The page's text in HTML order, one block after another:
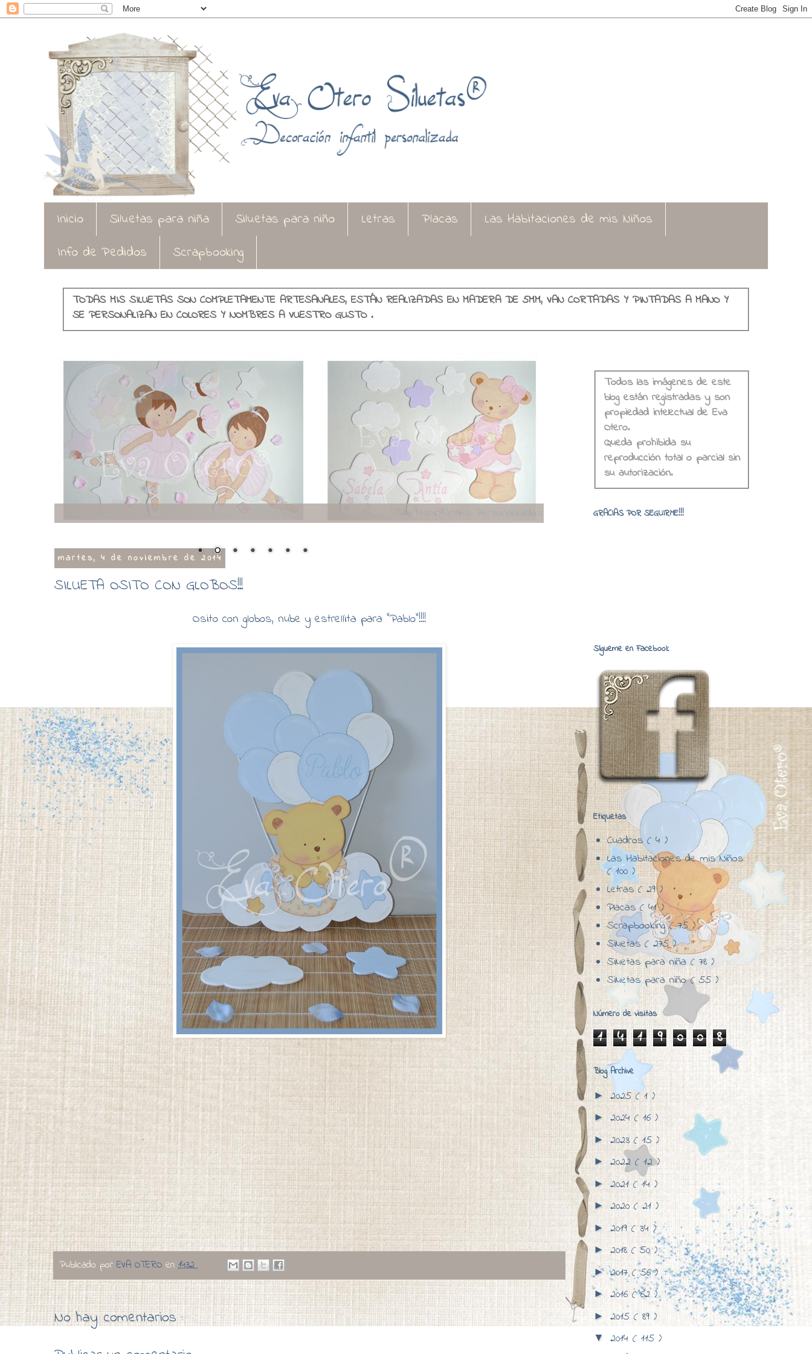
Inicio Siluetas para niña Siluetas para niño Letras Placas
Las Habitaciones de mis Niños
Info de Pedidos
Scrapbooking
TODAS MIS SILUETAS SON COMPLETAMENTE ARTESANALES, ESTÁN REALIZADAS EN MADERA DE 5MM, VAN CORTADAS Y PINTADAS A MANO Y
SE PERSONALIZAN EN COLORES Y NOMBRES A VUESTRO GUSTO .
martes, 4 de noviembre de 2014
SILUETA OSITO CON GLOBOS!!!
Osito con globos, nube y estrellita para "Pablo"!!!!
Publicado por EVA OTERO en 14:32
No hay comentarios :
Todos las imágenes de este
blog están registradas y son
propiedad intelectual de Eva
Otero.
Queda prohibida su
reproducción total o parcial sin
su autorización.
GRACIAS POR SEGUIRME!!!
Sígueme en Facebook
Etiquetas
Cuadros( 4 )
Las Habitaciones de mis Niños
( 100 )
Letras ( 29 )
Placas( 41 )
Scrapbooking( 75 )
Siluetas ( 275 )
Siluetas para niña ( 78 )
Siluetas para niño( 55 )
Número de visitas
1 4 1 9 0 0 8
Blog Archive
► 2025( 1 )
► 2024 ( 16 )
► 2023( 15 )
► 2022 ( 12 )
► 2021 ( 14 )
► 2020 ( 21 )
► 2019 ( 34 )
► 2018 ( 50 )
►2017( 56 )
► 2016( 62 )
► 2015 ( 89 )
▼ 2014 ( 115 )